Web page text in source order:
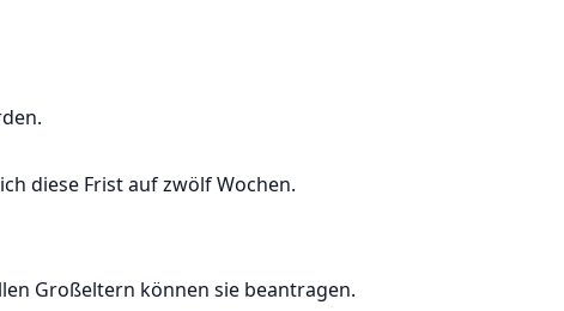
diese Frist auf zwölf Wochen.
Großeltern können sie beantragen.